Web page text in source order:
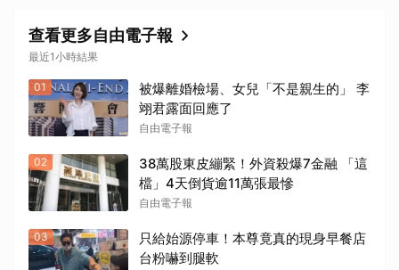
查看更多自由電子報
最近1小時結果
01
被爆離婚檢場、女兒「不是親生的」 李
翊君露面回應了
自由電子報
02
38萬股東皮繃緊！外資殺爆7金融 「這
檔」4天倒貨逾11萬張最慘
自由電子報
03
只給始源停車！本尊竟真的現身早餐店
台粉嚇到腿軟